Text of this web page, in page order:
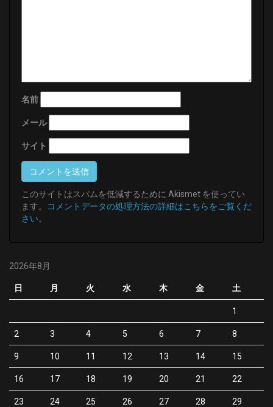
名前
メール
サイト
このサイトはスパムを低減するために Akismet を使ってい
ます。
コメントデータの処理方法の詳細はこちらをご覧くだ
さい。
2026年8月
日 月 火 水 木 金 土
1
2 3 4 5 6 7 8
9 10 11 12 13 14 15
16 17 18 19 20 21 22
23 24 25 26 27 28 29